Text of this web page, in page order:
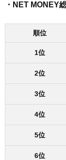
・NET MONEY
順位
1位
2位
3位
4位
5位
6位